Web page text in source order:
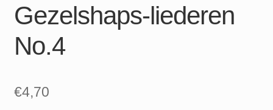
Gezelshaps-liederen
No.4
€4,70